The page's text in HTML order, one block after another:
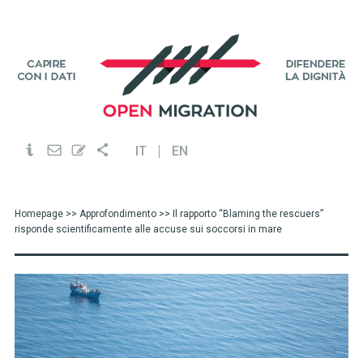
IT EN
Homepage>> Approfondimento>> Il rapporto “Blaming the rescuers”
risponde scientificamente alle accuse sui soccorsi in mare